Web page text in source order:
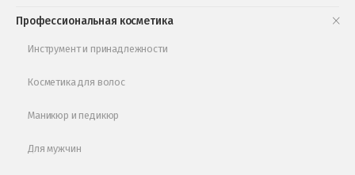
Профессиональная косметика
Инструмент и принадлежности
Косметика для волос
Маникюр и педикюр
Для мужчин
Обучающее видео